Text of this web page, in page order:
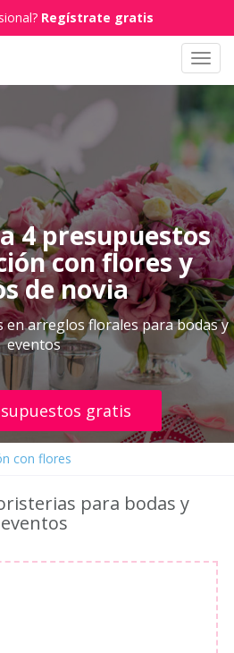
Regístrate gratis
4 presupuestos
con flores y
de novia
en arreglos florales para bodas y
eventos
gratis
con flores
para bodas y
eventos